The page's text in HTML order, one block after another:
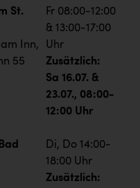
St.
Inn,
55
Fr 08:00-12:00
& 13:00-17:00
Uhr
Zusätzlich:
Sa 16.07. &
23.07., 08:00-
12:00 Uhr
Di, Do 14:00-
18:00 Uhr
Zusätzlich: